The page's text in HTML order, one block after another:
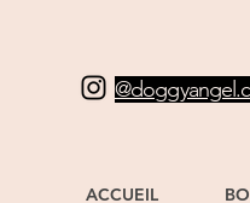
ACCUEIL